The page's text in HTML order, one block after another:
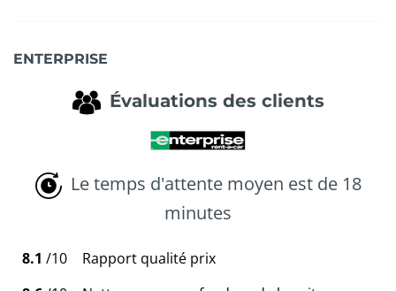
ENTERPRISE
Évaluations des clients
Le temps d'attente moyen est de 18
minutes
8.1 /10
Rapport qualité prix